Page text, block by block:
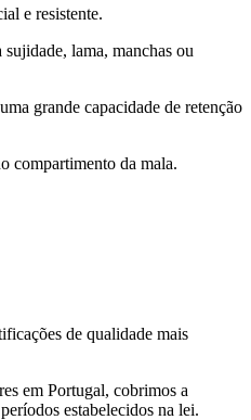
e resistente.
lama, manchas ou
grande capacidade de retenção
compartimento da mala.
de qualidade mais
em Portugal, cobrimos a
estabelecidos na lei.